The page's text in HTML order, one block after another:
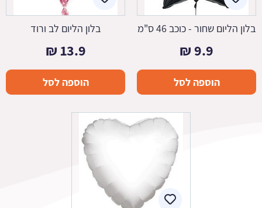
בלון הליום שחור - כוכב 46 ס"מ
9.9
₪
הוספה לסל
בלון הליום לב ורוד
13.9
₪
הוספה לסל